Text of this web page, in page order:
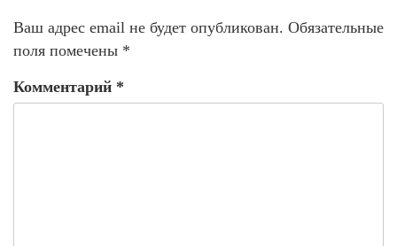
Ваш адрес email не будет опубликован. Обязательные
поля помечены *
Комментарий *